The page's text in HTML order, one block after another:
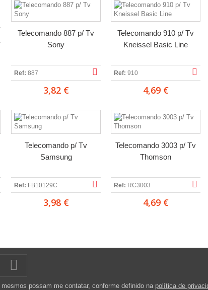
Telecomando 887 p/ Tv
Sony
Ref: 887
3,82 €
Telecomando 910 p/ Tv
Kneissel Basic Line
Ref: 910
4,69 €
Telecomando p/ Tv
Samsung
Ref: FB10129C
3,98 €
Telecomando 3003 p/ Tv
Thomson
Ref: RC3003
4,69 €
possam me contatar, conforme definido na política de